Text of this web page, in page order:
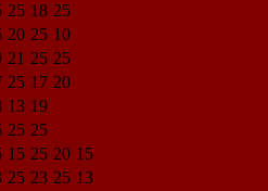
25 18 25
20 25 10
21 25 25
25 17 20
13 19
25 25
15 25 20 15
25 23 25 13